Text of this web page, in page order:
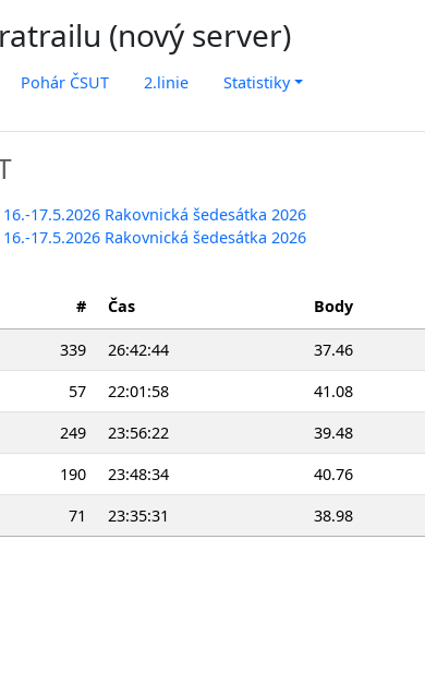
(nový server)
Pohár ČSUT 2.linie Statistiky
16.-17.5.2026 Rakovnická šedesátka 2026
16.-17.5.2026 Rakovnická šedesátka 2026
# Čas Body
339 26:42:44 37.46
57 22:01:58 41.08
249 23:56:22 39.48
190 23:48:34 40.76
71 23:35:31 38.98